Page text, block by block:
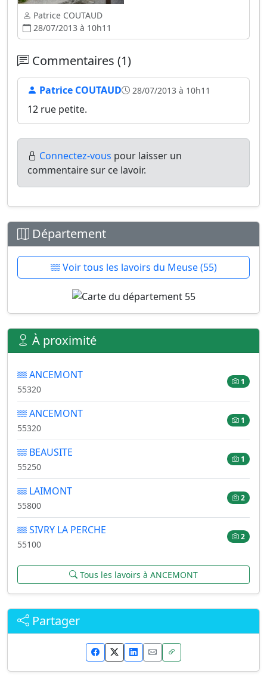
Patrice COUTAUD
28/07/2013 à 10h11
Commentaires (1)
Patrice COUTAUD 28/07/2013 à 10h11
12 rue petite.
Connectez-vous pour laisser un
commentaire sur ce lavoir.
Département
Voir tous les lavoirs du Meuse (55)
À proximité
ANCEMONT
55320
1
ANCEMONT
55320
1
BEAUSITE
55250
1
LAIMONT
55800
2
SIVRY LA PERCHE
55100
2
Tous les lavoirs à ANCEMONT
Partager